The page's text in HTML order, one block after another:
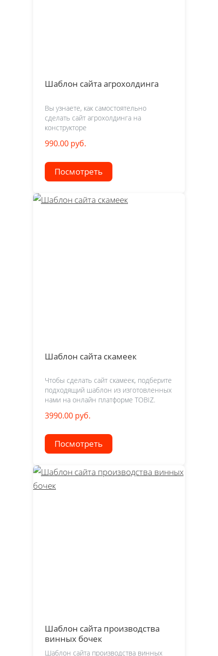
Шаблон сайта агрохолдинга
Вы узнаете, как самостоятельно
сделать сайт агрохолдинга на
конструкторе
990.00 руб.
Посмотреть
Шаблон сайта скамеек
Чтобы сделать сайт скамеек, подберите
подходящий шаблон из изготовленных
нами на онлайн платформе TOBIZ.
3990.00 руб.
Посмотреть
Шаблон сайта производства
винных бочек
Шаблон сайта производства винных